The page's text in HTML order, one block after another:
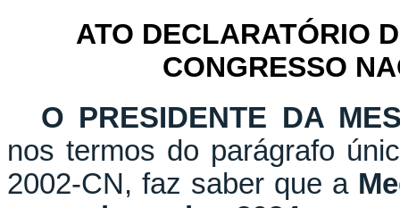
ATO DECLARATÓRIO
CONGRESSO
O PRESIDENTE DA
nos termos do parágrafo
2002-CN, faz saber que a